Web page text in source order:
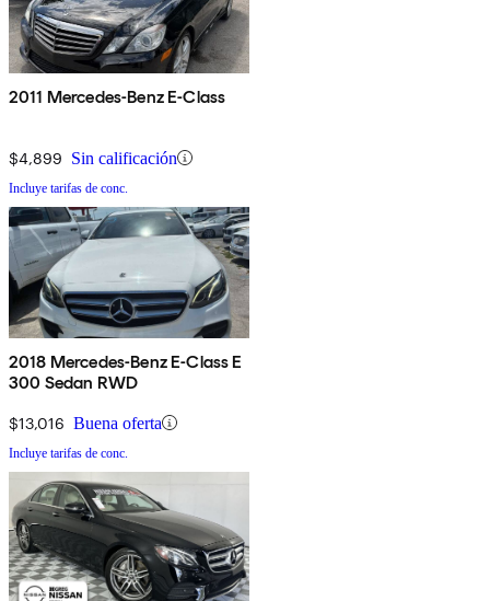
2011 Mercedes-Benz E-Class
$4,899 Sin calificación
Incluye tarifas de conc.
2018 Mercedes-Benz E-Class E
300 Sedan RWD
$13,016 Buena oferta
Incluye tarifas de conc.